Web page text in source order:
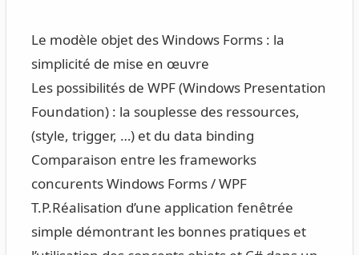
Le modèle objet des Windows Forms : la
simplicité de mise en œuvre
Les possibilités de WPF (Windows Presentation
Foundation) : la souplesse des ressources,
(style, trigger, …) et du data binding
Comparaison entre les frameworks
concurents Windows Forms / WPF
T.P.Réalisation d’une application fenêtrée
simple démontrant les bonnes pratiques et